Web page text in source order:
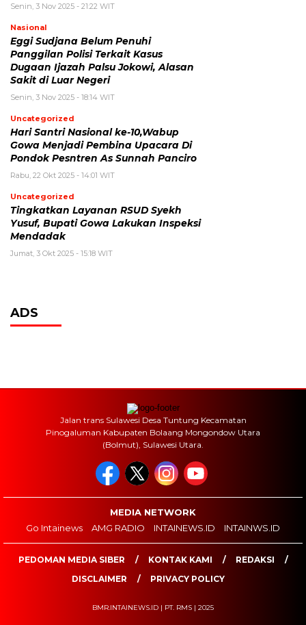
Senin, 3 Nov 2025 - 21:22 WIT
Nasional
Eggi Sudjana Belum Penuhi
Panggilan Polisi Terkait Kasus
Dugaan Ijazah Palsu Jokowi, Alasan
Sakit di Luar Negeri
Senin, 3 Nov 2025 - 18:14 WIT
Uncategorized
Hari Santri Nasional ke-10,Wabup
Gowa Menjadi Pembina Upacara Di
Pondok Pesntren As Sunnah Panciro
Rabu, 22 Okt 2025 - 14:01 WIT
Uncategorized
Tingkatkan Layanan RSUD Syekh
Yusuf, Bupati Gowa Lakukan Inspeksi
Mendadak
Jumat, 3 Okt 2025 - 15:18 WIT
ADS
Jalan trans Sulawesi Desa Tuntung Kecamatan
Pinogaluman Kabupaten Bolaang Mongondow Utara
(Bolmut), Sulawesi Utara.
MEDIA NETWORK
Go Intainews
AMG RADIO INTAINEWS.ID INTAINWS.ID
PEDOMAN MEDIA SIBER KONTAK KAMI
REDAKSI
DISCLAIMER
PRIVACY POLICY
BMR.INTAINEWS.ID | PT. RMS | 2025